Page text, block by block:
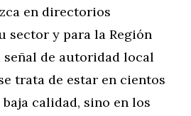
en directorios
sector y para la Región
señal de autoridad local
trata de estar en cientos
calidad, sino en los